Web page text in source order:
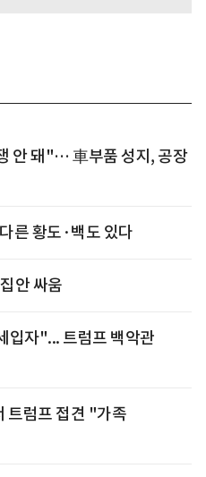
안 돼"… 車부품 성지, 공장
른 황도·백도 있다
안 싸움
입자"... 트럼프 백악관
트럼프 접견 "가족